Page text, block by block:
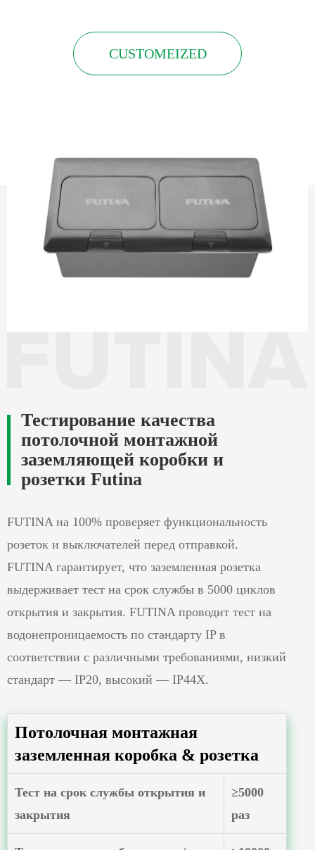
CUSTOMEIZED
Тестирование качества
потолочной монтажной
заземляющей коробки и
розетки Futina
FUTINA на 100% проверяет функциональность
розеток и выключателей перед отправкой.
FUTINA гарантирует, что заземленная розетка
выдерживает тест на срок службы в 5000 циклов
открытия и закрытия. FUTINA проводит тест на
водонепроницаемость по стандарту IP в
соответствии с различными требованиями, низкий
стандарт — IP20, высокий — IP44X.
Потолочная монтажная
заземленная коробка & розетка
Тест на срок службы открытия и
закрытия
≥5000
раз